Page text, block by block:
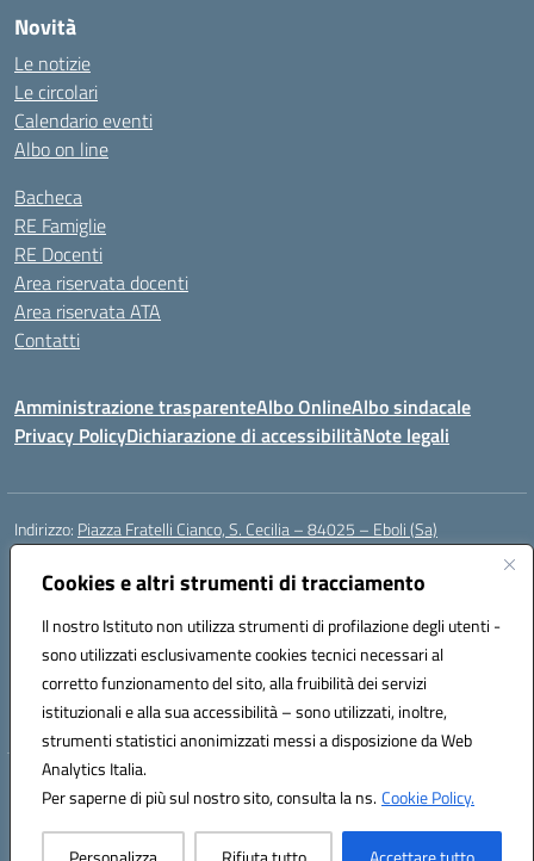
Cookies e altri strumenti di tracciamento
Il nostro Istituto non utilizza strumenti di profilazione degli utenti -
sono utilizzati esclusivamente cookies tecnici necessari al
corretto funzionamento del sito, alla fruibilità dei servizi
istituzionali e alla sua accessibilità – sono utilizzati, inoltre,
strumenti statistici anonimizzati messi a disposizione da Web
Analytics Italia.
Per saperne di più sul nostro sito, consulta la ns.Cookie Policy.
Novità
Le notizie
Le circolari
Calendario eventi
Albo on line
Bacheca
RE Famiglie
RE Docenti
Area riservata docenti
Area riservata ATA
Contatti
Amministrazione trasparenteAlbo OnlineAlbo sindacale
Privacy PolicyDichiarazione di accessibilitàNote legali
Indirizzo: Piazza Fratelli Cianco, S. Cecilia – 84025 – Eboli (Sa)
Centralino:
Posta elettronica certificata (PEC):saic81900c@pec.istruzione.it
Codice fiscale: 91028680659
Codice meccanografico:SAIC81900C
Codice Indice delle Pubbliche Amministrazioni (IPA): istsc_saic81900c
Codice unico di fatturazione (CUF): UFWGMO
Hosting & Powered by 3D Solution S.r.l.
Concept & Design by Designers Italia